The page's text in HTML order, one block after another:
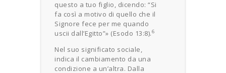
questo a tuo figlio, dicendo: “Si
fa così a motivo di quello che il
Signore fece per me quando
uscii dall’Egitto”» (Esodo 13:8).6
Nel suo significato sociale,
indica il cambiamento da una
condizione a un’altra. Dalla